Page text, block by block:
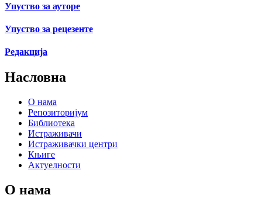
Упуство за ауторе
Упуство за рецезенте
Редакција
Насловна
О нама
Репозиторијум
Библиотека
Истраживачи
Истраживачки центри
Књиге
Актуелности
О нама